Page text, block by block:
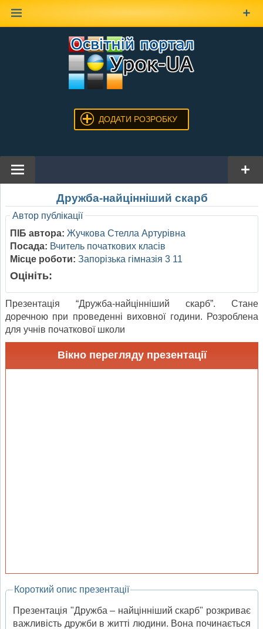
ДОДАТИ РОЗРОБКУ
Дружба-найцінніший скарб
Автор публікації
ПІБ автора: Жучкова Стелла Артурівна
Посада: Вчитель початкових класів
Місце роботи: Запорізька гімназія 3 11
Оцініть:
Презентація “Дружба-найцінніший скарб”. Стане
доречною при проведенні виховної години. Розроблена
для учнів початкової школи
Вікно перегляду презентації
Короткий опис презентації
Презентація "Дружба – найцінніший скарб" розкриває
важливість дружби в житті людини. Вона починається